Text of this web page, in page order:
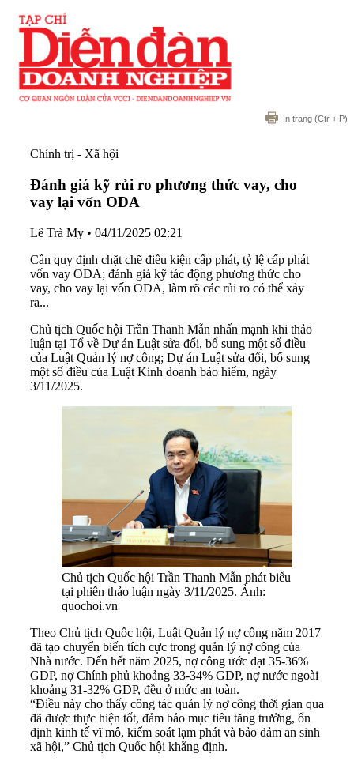
In trang (Ctr + P)
Chính trị - Xã hội
Đánh giá kỹ rủi ro phương thức vay, cho
vay lại vốn ODA
Lê Trà My • 04/11/2025 02:21
Cần quy định chặt chẽ điều kiện cấp phát, tỷ lệ cấp phát
vốn vay ODA; đánh giá kỹ tác động phương thức cho
vay, cho vay lại vốn ODA, làm rõ các rủi ro có thể xảy
ra...
Chủ tịch Quốc hội Trần Thanh Mẫn nhấn mạnh khi thảo
luận tại Tổ về Dự án Luật sửa đổi, bổ sung một số điều
của Luật Quản lý nợ công; Dự án Luật sửa đổi, bổ sung
một số điều của Luật Kinh doanh bảo hiểm, ngày
3/11/2025.
Chủ tịch Quốc hội Trần Thanh Mẫn phát biểu
tại phiên thảo luận ngày 3/11/2025. Ảnh:
quochoi.vn
Theo Chủ tịch Quốc hội, Luật Quản lý nợ công năm 2017
đã tạo chuyển biến tích cực trong quản lý nợ công của
Nhà nước. Đến hết năm 2025, nợ công ước đạt 35-36%
GDP, nợ Chính phủ khoảng 33-34% GDP, nợ nước ngoài
khoảng 31-32% GDP, đều ở mức an toàn.
“Điều này cho thấy công tác quản lý nợ công thời gian qua
đã được thực hiện tốt, đảm bảo mục tiêu tăng trưởng, ổn
định kinh tế vĩ mô, kiểm soát lạm phát và bảo đảm an sinh
xã hội,” Chủ tịch Quốc hội khẳng định.